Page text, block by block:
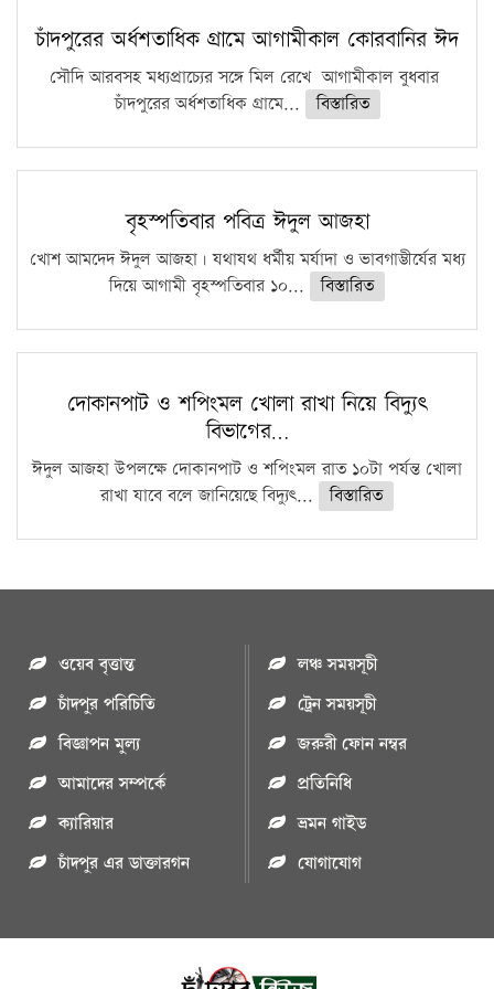
চাঁদপুরের অর্ধশতাধিক গ্রামে আগামীকাল কোরবানির ঈদ
সৌদি আরবসহ মধ্যপ্রাচ্যের সঙ্গে মিল রেখে আগামীকাল বুধবার
চাঁদপুরের অর্ধশতাধিক গ্রামে...
বিস্তারিত
বৃহস্পতিবার পবিত্র ঈদুল আজহা
খোশ আমদেদ ঈদুল আজহা। যথাযথ ধর্মীয় মর্যাদা ও ভাবগাম্ভীর্যের মধ্য
দিয়ে আগামী বৃহস্পতিবার ১০...
বিস্তারিত
দোকানপাট ও শপিংমল খোলা রাখা নিয়ে বিদ্যুৎ
বিভাগের…
ঈদুল আজহা উপলক্ষে দোকানপাট ও শপিংমল রাত ১০টা পর্যন্ত খোলা
রাখা যাবে বলে জানিয়েছে বিদ্যুৎ...
বিস্তারিত
ওয়েব বৃত্তান্ত
চাঁদপুর পরিচিতি
বিজ্ঞাপন মুল্য
আমাদের সম্পর্কে
ক্যারিয়ার
চাঁদপুর এর ডাক্তারগন
লঞ্চ সময়সূচী
ট্রেন সময়সূচী
জরুরী ফোন নম্বর
প্রতিনিধি
ভ্রমন গাইড
যোগাযোগ